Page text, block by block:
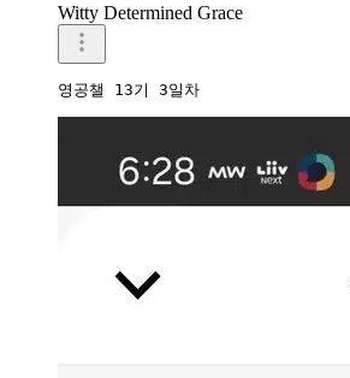
Witty Determined Grace
영공챌 13기 3일차